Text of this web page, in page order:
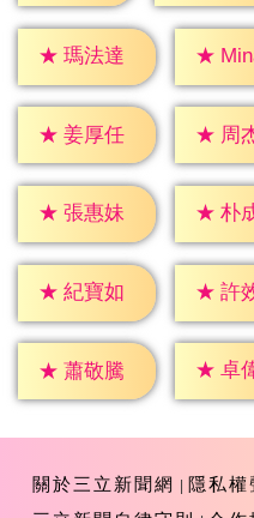
★ 瑪法達 ★
★ 姜厚任 ★ 周
★ 張惠妹 ★ 朴
★ 紀寶如 ★ 許
★ 蕭敬騰 ★ 卓
關於三立新聞網
隱私權